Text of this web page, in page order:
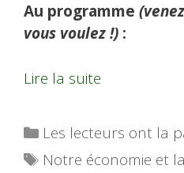
Au programme
vous voulez !) :
Lire la suite
Catégories
Les lecteurs ont la
Étiquettes
Notre économie et